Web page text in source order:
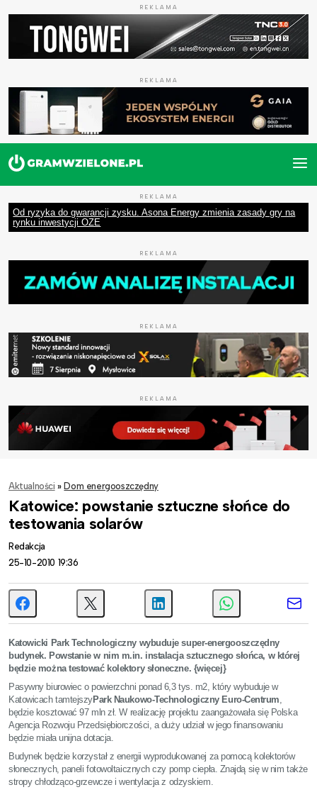
REKLAMA
REKLAMA
REKLAMA
Od ryzyka do gwarancji zysku. Asona Energy zmienia zasady gry na
rynku inwestycji OZE
REKLAMA
REKLAMA
REKLAMA
Aktualności » Dom energooszczędny
Katowice: powstanie sztuczne słońce do
testowania solarów
Redakcja
25-10-2010 19:36
Katowicki Park Technologiczny wybuduje super-energooszczędny
budynek. Powstanie w nim m.in. instalacja sztucznego słońca, w której
będzie można testować kolektory słoneczne. {więcej}
Pasywny biurowiec o powierzchni ponad 6,3 tys. m2, który wybuduje w
Katowicach tamtejszyPark Naukowo-Technologiczny Euro-Centrum,
będzie kosztować 97 mln zł. W realizację projektu zaangażowała się Polska
Agencja Rozwoju Przedsiębiorczości, a duży udział w jego finansowaniu
będzie miała unijna dotacja.
Budynek będzie korzystał z energii wyprodukowanej za pomocą kolektorów
słonecznych, paneli fotowoltaicznych czy pomp ciepła. Znajdą się w nim także
stropy chłodząco-grzewcze i wentylacja z odzyskiem.